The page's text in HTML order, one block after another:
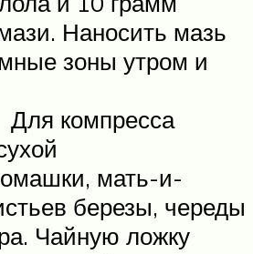
Наносить мазь
зоны утром и
Для компресса
мать-и-
березы, череды
Чайную ложку